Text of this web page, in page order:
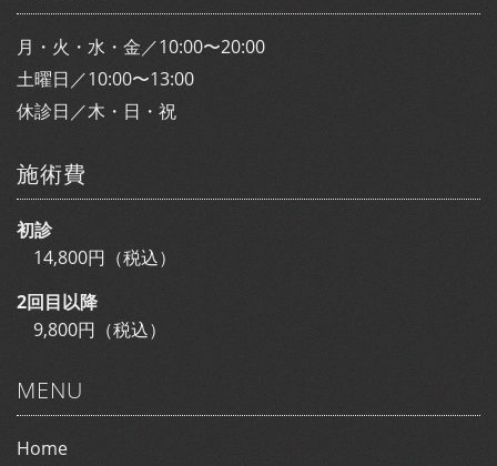
月・火・水・金／10:00〜20:00
土曜日／10:00〜13:00
休診日／木・日・祝
施術費
初診
14,800円（税込）
2回目以降
9,800円（税込）
MENU
Home